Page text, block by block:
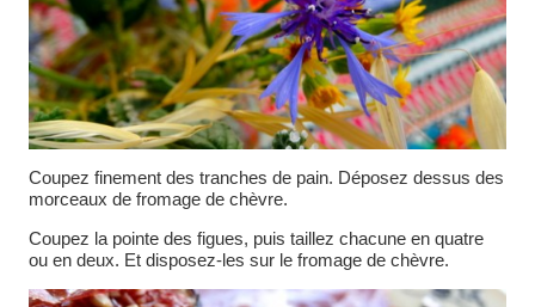
Coupez finement des tranches de pain. Déposez dessus des
morceaux de fromage de chèvre.
Coupez la pointe des figues, puis taillez chacune en quatre
ou en deux. Et disposez-les sur le fromage de chèvre.